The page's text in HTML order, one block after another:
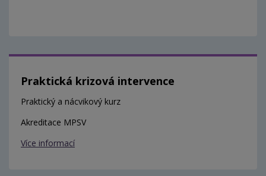
Praktická krizová intervence
Praktický a nácvikový kurz
Akreditace MPSV
Více informací